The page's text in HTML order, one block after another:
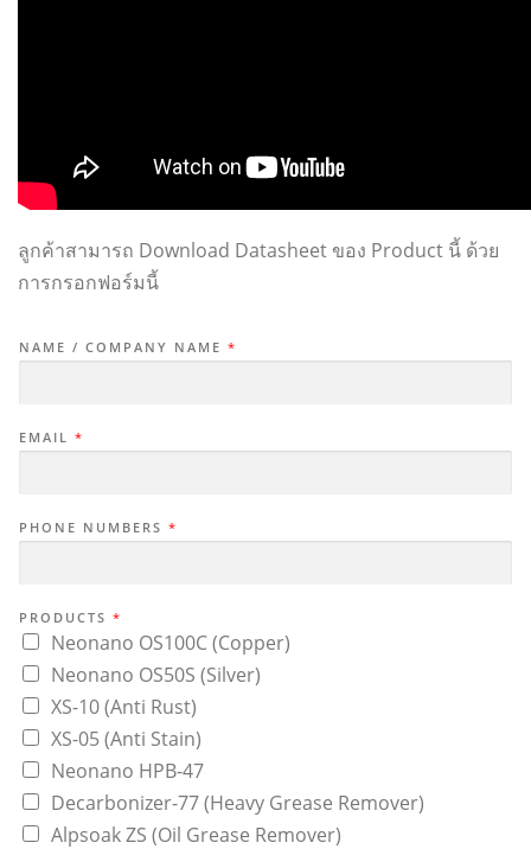
ลูกค้าสามารถ Download Datasheet ของ Product นี้ ด้วย
การกรอกฟอร์มนี้
NAME / COMPANY NAME *
EMAIL *
PHONE NUMBERS *
PRODUCTS *
Neonano OS100C (Copper)
Neonano OS50S (Silver)
XS-10 (Anti Rust)
XS-05 (Anti Stain)
Neonano HPB-47
Decarbonizer-77 (Heavy Grease Remover)
Alpsoak ZS (Oil Grease Remover)